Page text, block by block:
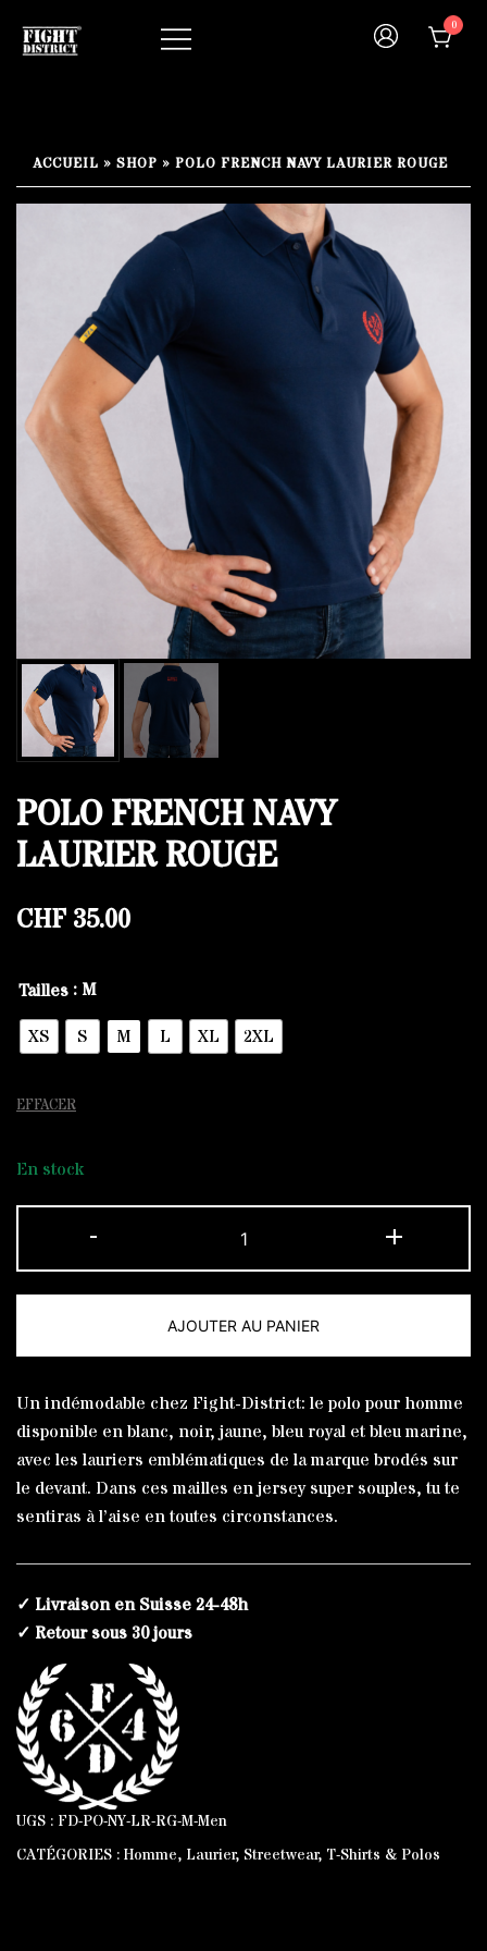
0
ACCUEIL » SHOP » POLO FRENCH NAVY LAURIER ROUGE
POLO FRENCH NAVY
LAURIER ROUGE
CHF 35.00
Tailles : M
XS
S M L XL 2XL
EFFACER
En stock
-
de
Polo
Navy
Laurier
+
AJOUTER AU PANIER
Un indémodable chez Fight-District: le polo pour homme
disponible en blanc, noir, jaune, bleu royal et bleu marine,
avec les lauriers emblématiques de la marque brodés sur
le devant. Dans ces mailles en jersey super souples, tu te
sentiras à l’aise en toutes circonstances.
✓ Livraison en Suisse 24-48h
✓ Retour sous 30 jours
UGS : FD-PO-NY-LR-RG-M-Men
CATÉGORIES : Homme, Laurier, Streetwear, T-Shirts & Polos